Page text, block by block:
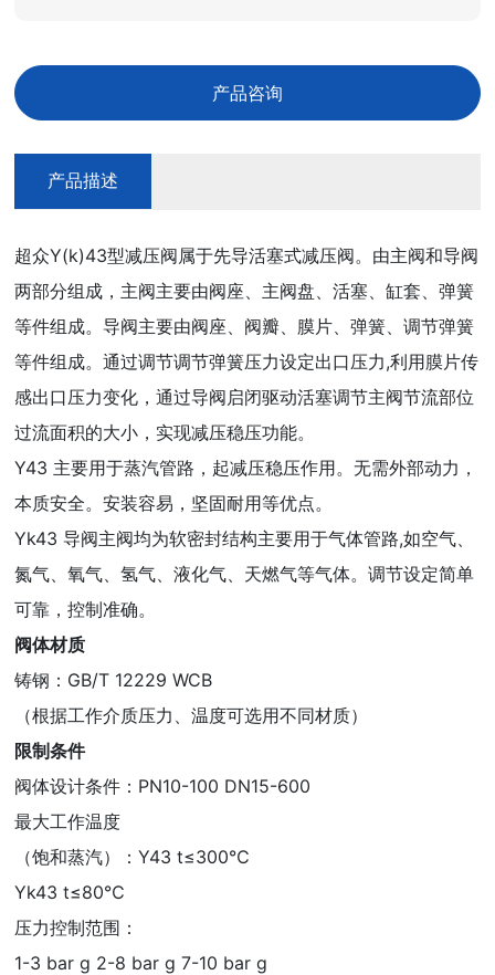
产品咨询
产品描述
超众Y(k)43型减压阀属于先导活塞式减压阀。由主阀和导阀
两部分组成，主阀主要由阀座、主阀盘、活塞、缸套、弹簧
等件组成。导阀主要由阀座、阀瓣、膜片、弹簧、调节弹簧
等件组成。通过调节调节弹簧压力设定出口压力,利用膜片传
感出口压力变化，通过导阀启闭驱动活塞调节主阀节流部位
过流面积的大小，实现减压稳压功能。
Y43 主要用于蒸汽管路，起减压稳压作用。无需外部动力，
本质安全。安装容易，坚固耐用等优点。
Yk43 导阀主阀均为软密封结构主要用于气体管路,如空气、
氮气、氧气、氢气、液化气、天燃气等气体。调节设定简单
可靠，控制准确。
阀体材质
铸钢：GB/T 12229 WCB
（根据工作介质压力、温度可选用不同材质）
限制条件
阀体设计条件：PN10-100 DN15-600
最大工作温度
（饱和蒸汽）：Y43 t≤300℃
Yk43 t≤80℃
压力控制范围：
1-3 bar g 2-8 bar g 7-10 bar g